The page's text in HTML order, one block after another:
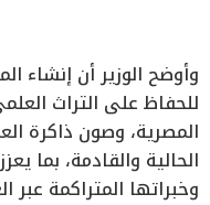
وأوضح الوزير أن إنشاء
للحفاظ على التراث
المصرية، وصون ذاكرة
الحالية والقادمة، بما
وخبراتها المتراكمة عبر